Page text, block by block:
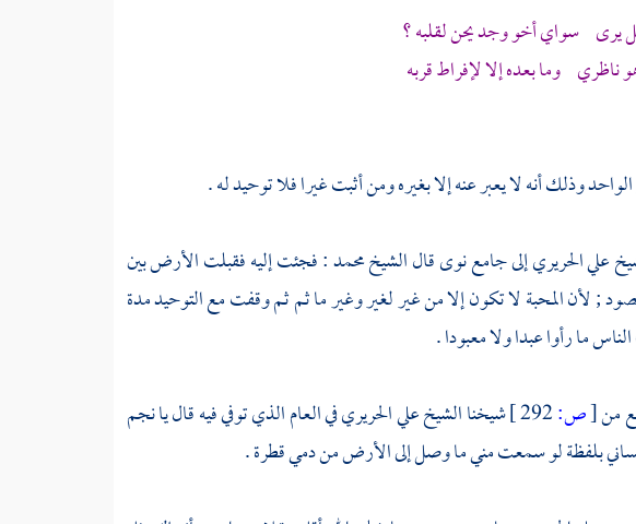
يرى سواي أخو وجد يحن لقلبه ؟
ناظري وما بعده إلا لإفراط قربه
وذلك أنه لا يعبر عنه إلا بغيره ومن أثبت غيرا فلا توحيد له .
علي الحريريإلىجامع نوىقالالشيخ محمد: فجئت إليه فقبلت الأرض بين
; لأن المحبة لا تكون إلا من غير لغير وغير ما ثم ثم وقفت مع التوحيد مدة
ما رأوا عبدا ولا معبودا .
من[ص: شيخناالشيخ علي الحريريفي العام الذي توفي فيه قال يانجم
بلفظة لو سمعت مني ما وصل إلى الأرض من دمي قطرة .